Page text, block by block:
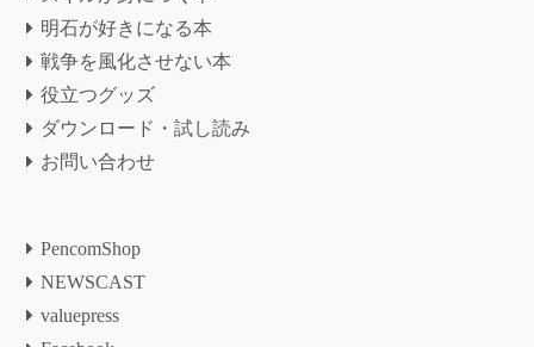
明石が好きになる本
戦争を風化させない本
役立つグッズ
ダウンロード・試し読み
お問い合わせ
PencomShop
NEWSCAST
valuepress